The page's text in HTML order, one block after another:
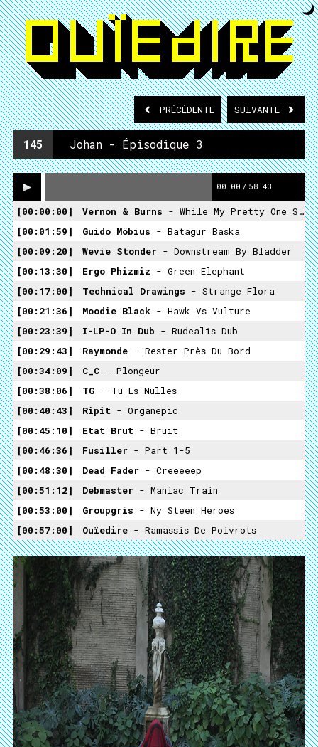
PRÉCÉDENTE SUIVANTE
145 Johan - Épisodique 3
00:00 / 58:43
00:00:00 Vernon & Burns - While My Pretty One Sleeps
00:01:59
Guido Möbius - Batagur Baska
00:09:20
Wevie Stonder - Downstream By Bladder
00:13:30
Ergo Phizmiz - Green Elephant
00:17:00
Technical Drawings - Strange Flora
00:21:36
Moodie Black - Hawk Vs Vulture
00:23:39
I-LP-O In Dub ‎- Rudealis Dub
00:29:43
Raymonde - Rester Près Du Bord
00:34:09
C_C - Plongeur
00:38:06
TG - Tu Es Nulles
00:40:43
Ripit - Organepic
00:45:10
Etat Brut - Bruit
00:46:36
Fusiller - Part 1-5
00:48:30
Dead Fader - Creeeeep
00:51:12
Debmaster - Maniac Train
00:53:00
Groupgris - Ny Steen Heroes
00:57:00
Ouïedire - Ramassis De Poivrots